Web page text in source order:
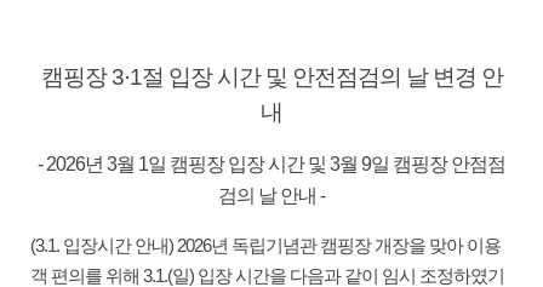
캠핑장 3·1절 입장 시간 및 안전점검의 날 변경 안
내
- 2026년 3월 1일 캠핑장 입장 시간 및 3월 9일 캠핑장 안점점
검의 날 안내 -
(3.1. 입장시간 안내) 2026년 독립기념관 캠핑장 개장을 맞아 이용
객 편의를 위해 3.1.(일) 입장 시간을 다음과 같이 임시 조정하였기